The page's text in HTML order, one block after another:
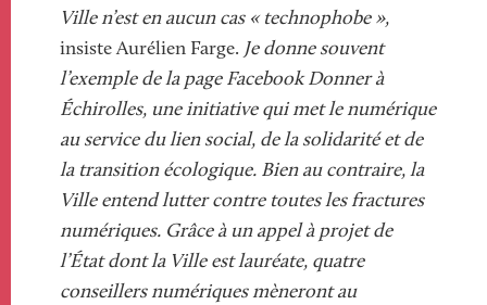
Ville n’est en aucun cas « technophobe »,
insiste Aurélien Farge. Je donne souvent
l’exemple de la page Facebook Donner à
Échirolles, une initiative qui met le numérique
au service du lien social, de la solidarité et de
la transition écologique. Bien au contraire, la
Ville entend lutter contre toutes les fractures
numériques. Grâce à un appel à projet de
l’État dont la Ville est lauréate, quatre
conseillers numériques mèneront au